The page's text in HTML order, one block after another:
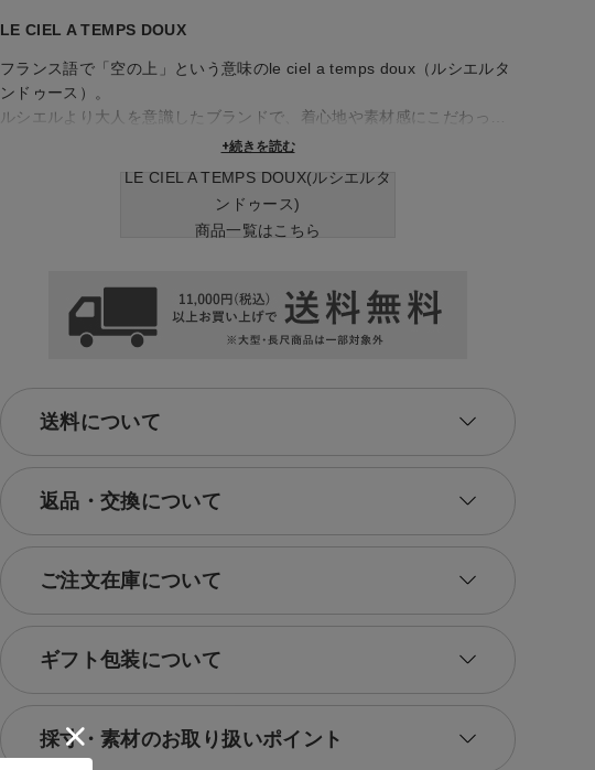
LE CIEL A TEMPS DOUX
フランス語で「空の上」という意味のle ciel a temps doux（ルシエルタ
ンドゥース）。
ルシエルより大人を意識したブランドで、着心地や素材感にこだわって
+続きを読む
LE CIEL A TEMPS DOUX(ルシエルタ
ンドゥース)
商品一覧はこちら
送料について
返品・交換について
ご注文在庫について
ギフト包装について
採寸・素材のお取り扱いポイント